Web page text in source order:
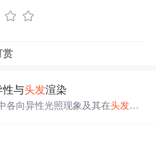
赏
性与头发渲染
各向异性光照现象及其在头发渲
Beckmann和GGX分布，可以模